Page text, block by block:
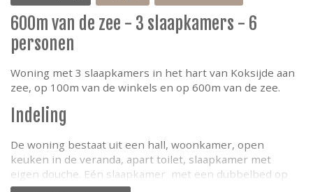
600m van de zee - 3 slaapkamers - 6
personen
Woning met 3 slaapkamers in het hart van Koksijde aan
zee, op 100m van de winkels en op 600m van de zee.
Indeling
De woning bestaat uit een hall, woonkamer, open
keuken in de veranda, apart toilet, slaapkamer met
eigen douche. Eén slaapkamer met een dubbelbed op
het gelijkvloers en 2 slaapkamers op de 1ste verdieping.